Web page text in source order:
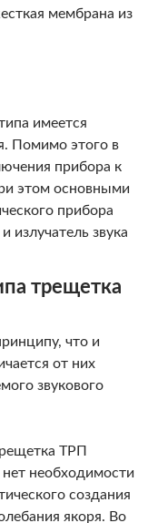
мембрана из
имеется
Помимо этого в
прибора к
этом основными
прибора
излучатель звука
трещетка
что и
от них
звукового
ТРП
необходимости
создания
якоря. Во